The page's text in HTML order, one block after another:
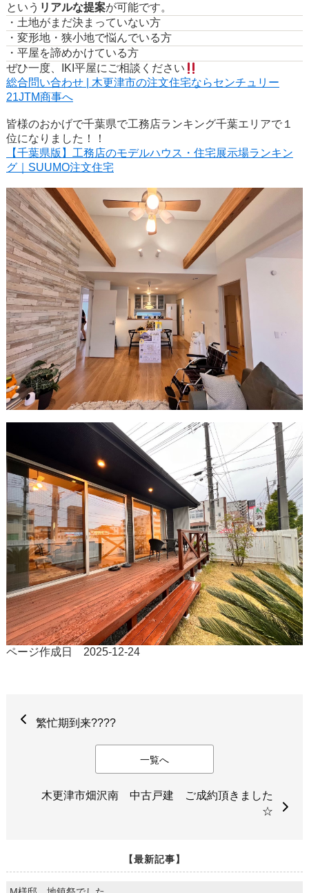
という リアルな提案が可能です。
・土地がまだ決まっていない方
・変形地・狭小地で悩んでいる方
・平屋を諦めかけている方
ぜひ一度、IKI平屋にご相談ください
総合問い合わせ | 木更津市の注文住宅ならセンチュリー
21JTM商事へ
皆様のおかげで千葉県で工務店ランキング千葉エリアで１
位になりました！！
【千葉県版】工務店のモデルハウス・住宅展示場ランキン
グ｜SUUMO注文住宅
ページ作成日 2025-12-24
繁忙期到来????
一覧へ
木更津市畑沢南 中古戸建 ご成約頂きました
☆
【最新記事】